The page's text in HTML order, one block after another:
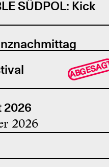
SÜDPOL: Kick
2026
2026